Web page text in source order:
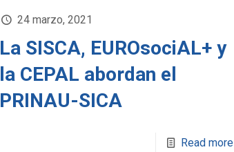
24 marzo, 2021
La SISCA, EUROsociAL+ y
la CEPAL abordan el
PRINAU-SICA
Read more